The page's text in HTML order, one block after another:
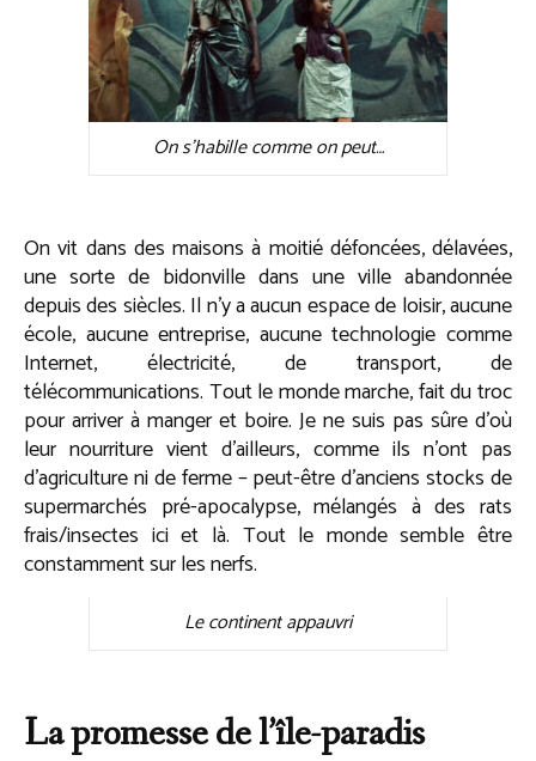
On s’habille comme on peut…
On vit dans des maisons à moitié défoncées, délavées,
une sorte de bidonville dans une ville abandonnée
depuis des siècles. Il n’y a aucun espace de loisir, aucune
école, aucune entreprise, aucune technologie comme
Internet, électricité, de transport, de
télécommunications. Tout le monde marche, fait du troc
pour arriver à manger et boire. Je ne suis pas sûre d’où
leur nourriture vient d’ailleurs, comme ils n’ont pas
d’agriculture ni de ferme – peut-être d’anciens stocks de
supermarchés pré-apocalypse, mélangés à des rats
frais/insectes ici et là. Tout le monde semble être
constamment sur les nerfs.
Le continent appauvri
La promesse de l’île-paradis